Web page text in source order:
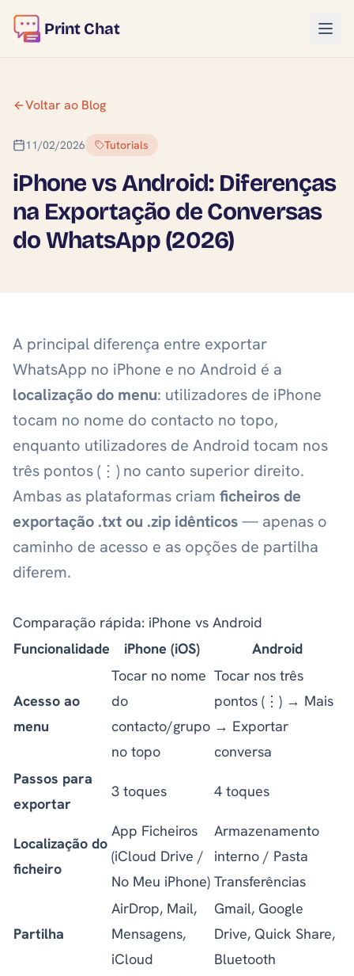
Print Chat
Voltar ao Blog
11/02/2026 Tutorials
iPhone vs Android: Diferenças
na Exportação de Conversas
do WhatsApp (2026)
A principal diferença entre exportar
WhatsApp no iPhone e no Android é a
localização do menu: utilizadores de iPhone
tocam no nome do contacto no topo,
enquanto utilizadores de Android tocam nos
três pontos (⋮) no canto superior direito.
Ambas as plataformas criam ficheiros de
exportação .txt ou .zip idênticos— apenas o
caminho de acesso e as opções de partilha
diferem.
Comparação rápida: iPhone vs Android
Funcionalidade
iPhone (iOS) Android
Acesso ao
menu
Tocar no nome
do
contacto/grupo
no topo
Tocar nos três
pontos (⋮) → Mais
→ Exportar
conversa
Passos para
exportar
3 toques 4 toques
Localização do
ficheiro
App Ficheiros
(iCloud Drive /
No Meu iPhone)
Armazenamento
interno / Pasta
Transferências
Partilha
AirDrop, Mail,
Mensagens,
iCloud
Gmail, Google
Drive, Quick Share,
Bluetooth